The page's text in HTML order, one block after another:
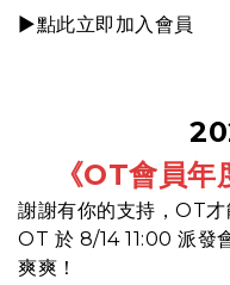
►點此立即加入會員
《OT會員
謝謝有你的支持，OT才
OT 於 8/14 11:00 派發
爽爽！